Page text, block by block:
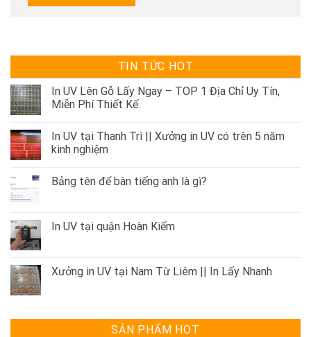
TIN TỨC HOT
In UV Lên Gỗ Lấy Ngay – TOP 1 Địa Chỉ Uy Tín,
Miễn Phí Thiết Kế
In UV tại Thanh Trì || Xưởng in UV có trên 5 năm
kinh nghiệm
Bảng tên để bàn tiếng anh là gì?
In UV tại quận Hoàn Kiếm
Xưởng in UV tại Nam Từ Liêm || In Lấy Nhanh
SẢN PHẨM HOT